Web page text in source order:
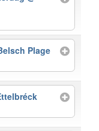
Plage